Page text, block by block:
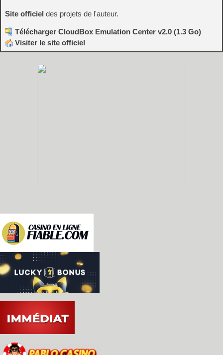
Site officiel des projets de l'auteur.
Télécharger CloudBox Emulation Center v2.0 (1.3 Go)
Visiter le site officiel